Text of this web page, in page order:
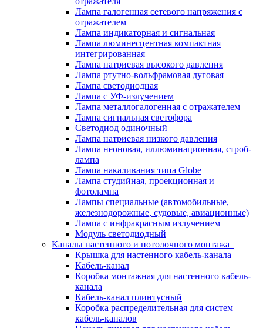
Лампа галогенная сетевого напряжения с
отражателем
Лампа индикаторная и сигнальная
Лампа люминесцентная компактная
интегрированная
Лампа натриевая высокого давления
Лампа ртутно-вольфрамовая дуговая
Лампа светодиодная
Лампа с УФ-излучением
Лампа металлогалогенная с отражателем
Лампа сигнальная светофора
Светодиод одиночный
Лампа натриевая низкого давления
Лампа неоновая, иллюминационная, строб-
лампа
Лампа накаливания типа Globe
Лампа студийная, проекционная и
фотолампа
Лампы специальные (автомобильные,
железнодорожные, судовые, авиационные)
Лампа с инфракрасным излучением
Модуль светодиодный
Каналы настенного и потолочного монтажа
Крышка для настенного кабель-канала
Кабель-канал
Коробка монтажная для настенного кабель-
канала
Кабель-канал плинтусный
Коробка распределительная для систем
кабель-каналов